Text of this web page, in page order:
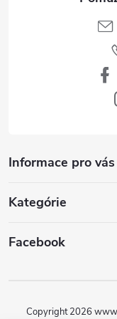
Informace pro vás
Kategórie
Facebook
Copyright 2026